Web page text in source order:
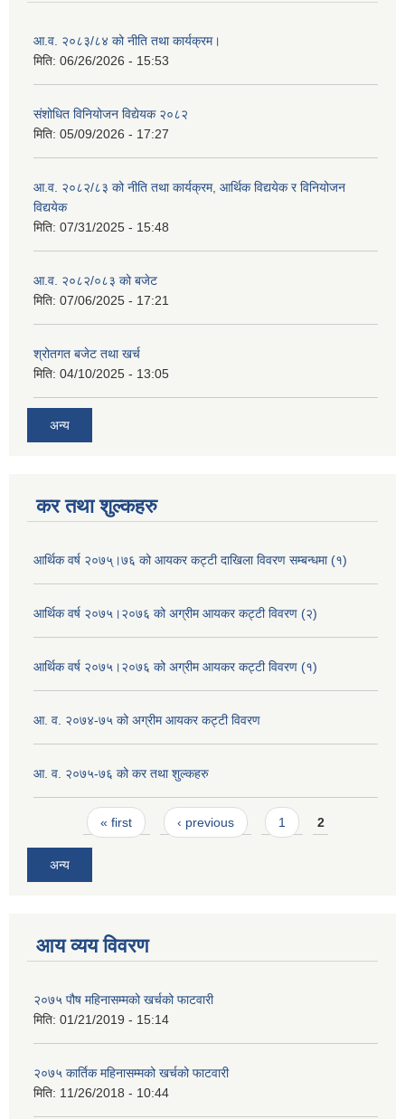
आ.व. २०८३/८४ को नीति तथा कार्यक्रम।
मिति: 06/26/2026 - 15:53
संशोधित विनियोजन विद्येयक २०८२
मिति: 05/09/2026 - 17:27
आ.व. २०८२/८३ को नीति तथा कार्यक्रम, आर्थिक विद्ययेक र विनियोजन
विद्ययेक
मिति: 07/31/2025 - 15:48
आ.व. २०८२/०८३ को बजेट
मिति: 07/06/2025 - 17:21
श्रोतगत बजेट तथा खर्च
मिति: 04/10/2025 - 13:05
अन्य
कर तथा शुल्कहरु
आर्थिक वर्ष २०७५्।७६ को आयकर कट्टी दाखिला विवरण सम्बन्धमा (१)
आर्थिक वर्ष २०७५।२०७६ को अग्रीम आयकर कट्टी विवरण (२)
आर्थिक वर्ष २०७५।२०७६ को अग्रीम आयकर कट्टी विवरण (१)
आ. व. २०७४-७५ को अग्रीम आयकर कट्टी विवरण
आ. व. २०७५-७६ को कर तथा शुल्कहरु
Pages« first ‹ previous 1 2
अन्य
आय व्यय विवरण
२०७५ पौष महिनासम्मको खर्चको फाटवारी
मिति: 01/21/2019 - 15:14
२०७५ कार्तिक महिनासम्मको खर्चको फाटवारी
मिति: 11/26/2018 - 10:44